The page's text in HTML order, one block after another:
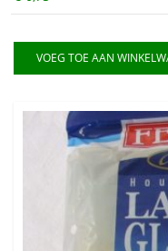
VOEG TOE AAN